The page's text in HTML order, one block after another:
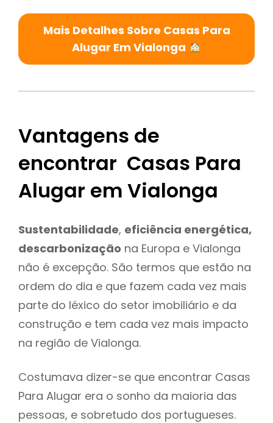
Mais Detalhes Sobre Casas Para
Alugar Em Vialonga
Vantagens de
encontrar Casas Para
Alugar em Vialonga
Sustentabilidade, eficiência energética,
descarbonização na Europa e Vialonga
não é excepção. São termos que estão na
ordem do dia e que fazem cada vez mais
parte do léxico do setor imobiliário e da
construção e tem cada vez mais impacto
na região de Vialonga.
Costumava dizer-se que encontrar Casas
Para Alugar era o sonho da maioria das
pessoas, e sobretudo dos portugueses.